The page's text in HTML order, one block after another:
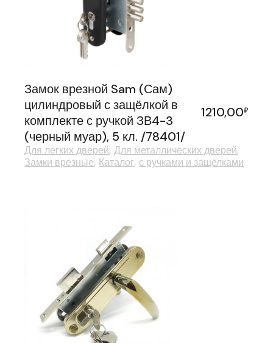
Замок врезной Sam (Сам)
цилиндровый с защёлкой в
комплекте с ручкой ЗВ4-3
(черный муар), 5 кл. /78401/
1210,00₽
Для легких дверей Для металлических дверей
Замки врезные Каталог с ручками и защелками